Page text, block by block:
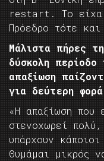
restart. Το είχα
Πρόεδρο τότε
Μάλιστα πήρες
δύσκολη
απαξίωση
για δεύτερη
«Η απαξίωση που
στενοχωρεί
υπάρχουν
Θυμάμαι μικρός